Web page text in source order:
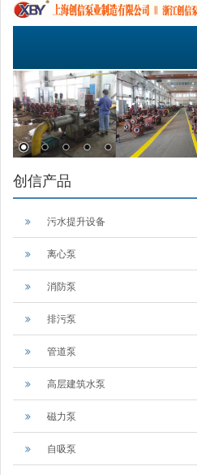
创信产品
污水提升设备
离心泵
消防泵
排污泵
管道泵
高层建筑水泵
磁力泵
自吸泵